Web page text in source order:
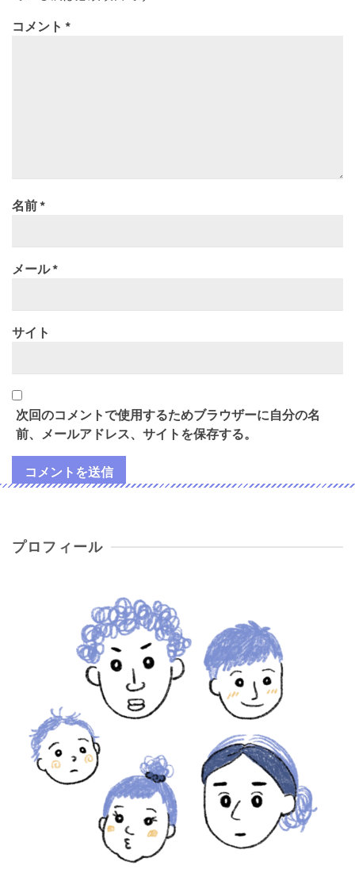
コメント *
名前*
メール*
サイト
次回のコメントで使用するためブラウザーに自分の名
前、メールアドレス、サイトを保存する。
プロフィール